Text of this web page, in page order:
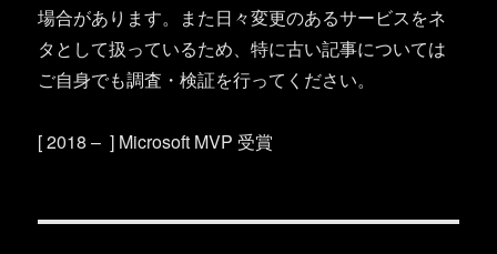
場合があります。また日々変更のあるサービスをネ
タとして扱っているため、特に古い記事については
ご自身でも調査・検証を行ってください。
[ 2018 – ] Microsoft MVP 受賞